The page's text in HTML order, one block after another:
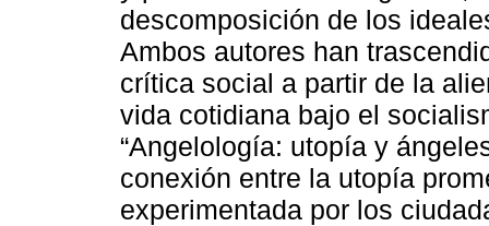
descomposición de los
Ambos autores han
crítica social a partir de la
vida cotidiana bajo el
“Angelología: utopía y
conexión entre la utopía
experimentada por los